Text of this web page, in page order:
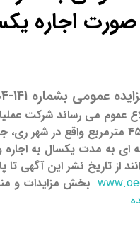
اجاره
عمومی بشماره ۱۴۱-۱۴۰۴
عموم می رساند شرکت
شهر ری،
به مدت یکسال به اجاره
بخش مزایدات و